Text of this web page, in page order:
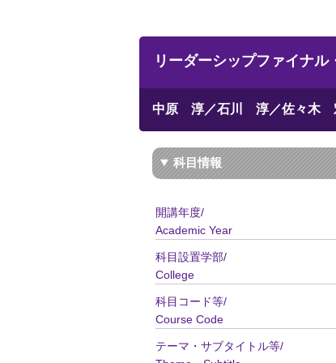
リーダーシップファイナ
中原 淳／石川 淳／佐々木
科目情報
開講年度/
Academic Year
科目設置学部/
College
科目コード等/
Course Code
テーマ・サブタイトル等/